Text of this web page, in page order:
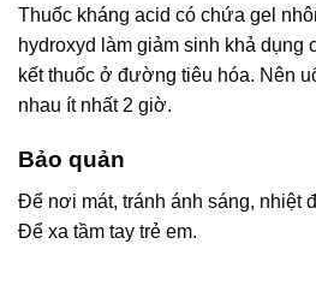
Thuốc kháng acid có chứa gel
hydroxyd làm giảm sinh khả dụng
kết thuốc ở đường tiêu hóa. Nên
nhau ít nhất 2 giờ.
Bảo quản
Để nơi mát, tránh ánh sáng, nhiệt
Để xa tầm tay trẻ em.